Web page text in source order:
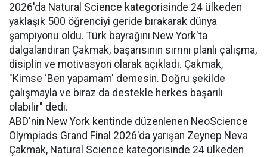
2026'da Natural Science kategorisinde 24 ülkeden
yaklaşık 500 öğrenciyi geride bırakarak dünya
şampiyonu oldu. Türk bayrağını New York'ta
dalgalandıran Çakmak, başarısının sırrını planlı çalışma,
disiplin ve motivasyon olarak açıkladı. Çakmak,
"Kimse ‘Ben yapamam' demesin. Doğru şekilde
çalışmayla ve biraz da destekle herkes başarılı
olabilir" dedi.
ABD'nin New York kentinde düzenlenen NeoScience
Olympiads Grand Final 2026'da yarışan Zeynep Neva
Çakmak, Natural Science kategorisinde 24 ülkeden